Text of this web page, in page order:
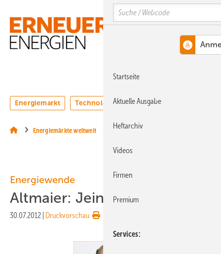
Hauptinhalt
Hauptmenü
SiteSearch
MENÜ
Energiemarkt Technologie Webinare
Energiemärkte weltweit
Energiewende
Altmaier: Jein zur Kohlekraft
30.07.2012 Druckvorschau
Search
Startseite
Aktuelle Ausgabe
Heftarchiv
Videos
Firmen
Premium
Services